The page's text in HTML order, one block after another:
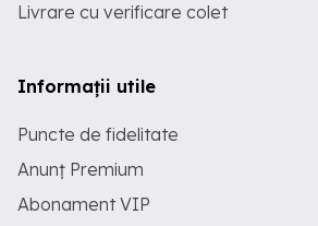
Livrare cu verificare colet
Informații utile
Puncte de fidelitate
Anunț Premium
Abonament VIP